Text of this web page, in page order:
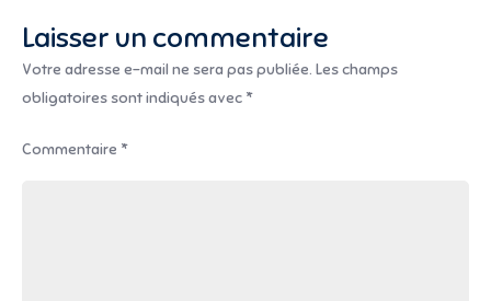
2019)
Laisser un commentaire
Votre adresse e-mail ne sera pas publiée. Les champs
obligatoires sont indiqués avec *
Commentaire *